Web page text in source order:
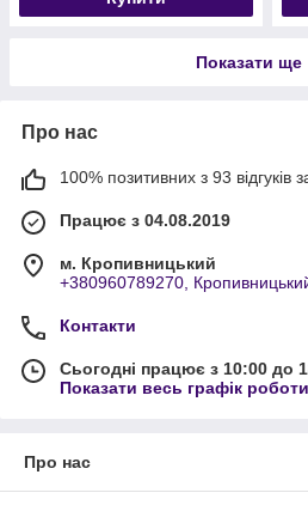
Показати ще
Про нас
100% позитивних з 93 відгуків
Працює з 04.08.2019
м. Кропивницький
+380960789270,
Контакти
Сьогодні працює з 10:00 до
Показати весь графік роботи
Про нас